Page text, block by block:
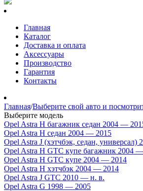
Главная
Каталог
Доставка и оплата
Аксессуары
Производство
Гарантия
Контакты
Главная/Выберите свой авто и
Выберите модель
Opel Astra H багажник седан 2004 —
Opel Astra H седан 2004 — 2015
Opel Astra J (хэтчбэк, седан,
Opel Astra H GTC купе багажник 2004
Opel Astra H GTC купе 2004 — 2014
Opel Astra H хэтчбэк 2004 — 2014
Opel Astra J GTC 2010 — н. в.
Opel Astra G 1998 — 2005